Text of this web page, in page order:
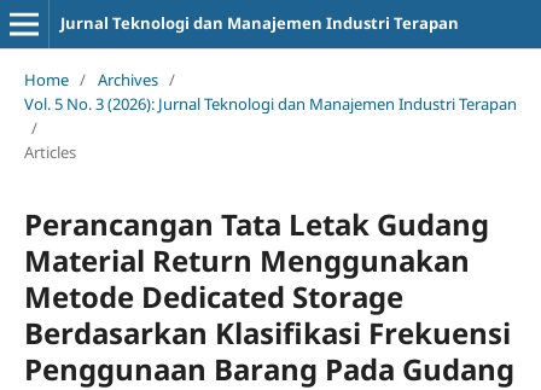
Jurnal Teknologi dan Manajemen Industri Terapan
Home / Archives /
Vol. 5 No. 3 (2026): Jurnal Teknologi dan Manajemen Industri Terapan
/
Articles
Perancangan Tata Letak Gudang
Material Return Menggunakan
Metode Dedicated Storage
Berdasarkan Klasifikasi Frekuensi
Penggunaan Barang Pada Gudang